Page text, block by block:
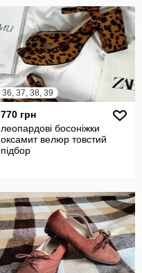
36, 37, 38, 39
770 грн
леопардові босоніжки
оксамит велюр товстий
підбор